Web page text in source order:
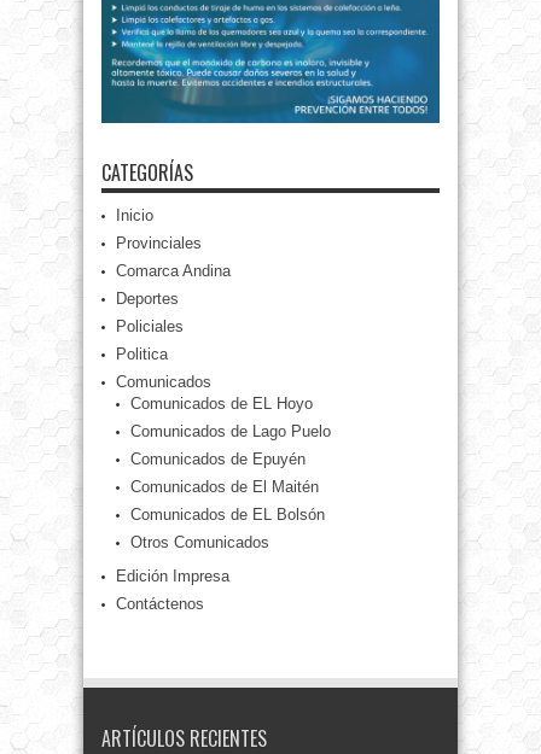
CATEGORÍAS
Inicio
Provinciales
Comarca Andina
Deportes
Policiales
Politica
Comunicados
Comunicados de EL Hoyo
Comunicados de Lago Puelo
Comunicados de Epuyén
Comunicados de El Maitén
Comunicados de EL Bolsón
Otros Comunicados
Edición Impresa
Contáctenos
ARTÍCULOS RECIENTES